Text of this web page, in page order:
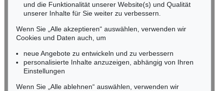
Auktion 591 - Lot 162
DAVID HOCKNEY
Peter, Powis Terrace, Sept. 1967, 1967
Ergebnis:€ 40.640
Nico Kassel, M.A.
Tel.: +49 (0)89 55244-164
Mobil: +49 (0)171 8618661
n.kassel@kettererkunst.de
Keine Auktion mehr verpassen!
Wir informieren Sie rechtzeitig.
und die Funktionalität unserer Website(s) und Qualität
unserer Inhalte für Sie weiter zu verbessern.
Wenn Sie „Alle akzeptieren“ auswählen, verwenden wir
Cookies und Daten auch, um
neue Angebote zu entwickeln und zu verbessern
personalisierte Inhalte anzuzeigen, abhängig von Ihren
Einstellungen
Wenn Sie „Alle ablehnen“ auswählen, verwenden wir